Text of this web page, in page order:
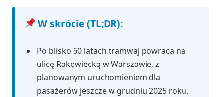
W skrócie (TL;DR):
Po blisko 60 latach tramwaj powraca na
ulicę Rakowiecką w Warszawie, z
planowanym uruchomieniem dla
pasażerów jeszcze w grudniu 2025 roku.